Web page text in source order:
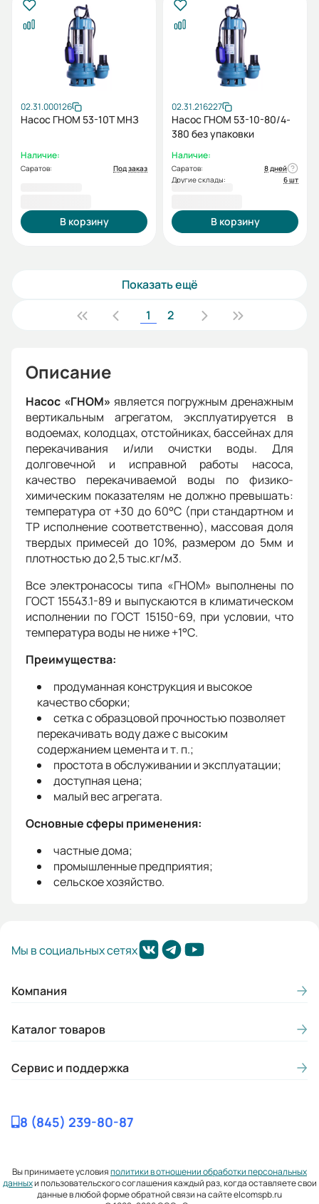
02.31.000126
Насос ГНОМ 53-10Т МНЗ
Наличие:
Саратов: Под заказ
В корзину
02.31.216227
Насос ГНОМ 53-10-80/4-
380 без упаковки
Наличие:
Саратов:
8 дней
Другие склады:
6 шт
В корзину
Показать ещё
1
2
Описание
Насос «ГНОМ» является погружным дренажным
вертикальным агрегатом, эксплуатируется в
водоемах, колодцах, отстойниках, бассейнах для
перекачивания и/или очистки воды. Для
долговечной и исправной работы насоса,
качество перекачиваемой воды по физико-
химическим показателям не должно превышать:
температура от +30 до 60°С (при стандартном и
ТР исполнение соответственно), массовая доля
твердых примесей до 10%, размером до 5мм и
плотностью до 2,5 тыс.кг/м3.
Все электронасосы типа «ГНОМ» выполнены по
ГОСТ 15543.1-89 и выпускаются в климатическом
исполнении по ГОСТ 15150-69, при условии, что
температура воды не ниже +1°С.
Преимущества:
продуманная конструкция и высокое
качество сборки;
сетка с образцовой прочностью позволяет
перекачивать воду даже с высоким
содержанием цемента и т. п.;
простота в обслуживании и эксплуатации;
доступная цена;
малый вес агрегата.
Основные сферы применения:
частные дома;
промышленные предприятия;
сельское хозяйство.
Мы в социальных сетях
Компания
Каталог товаров
Сервис и поддержка
8 (845) 239-80-87
Вы принимаете условияполитики в отношении обработки персональных
данныхи пользовательского соглашения каждый раз, когда оставляете свои
данные в любой форме обратной связи на сайте elcomspb.ru